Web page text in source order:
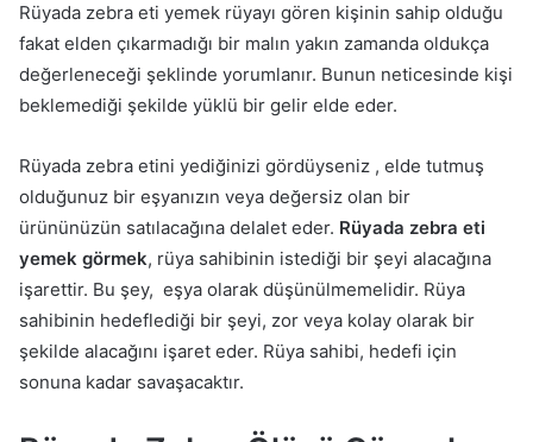
Rüyada zebra eti yemek rüyayı gören kişinin sahip olduğu
fakat elden çıkarmadığı bir malın yakın zamanda oldukça
değerleneceği şeklinde yorumlanır. Bunun neticesinde kişi
beklemediği şekilde yüklü bir gelir elde eder.
Rüyada zebra etini yediğinizi gördüyseniz , elde tutmuş
olduğunuz bir eşyanızın veya değersiz olan bir
ürününüzün satılacağına delalet eder. Rüyada zebra eti
yemek görmek, rüya sahibinin istediği bir şeyi alacağına
işarettir. Bu şey, eşya olarak düşünülmemelidir. Rüya
sahibinin hedeflediği bir şeyi, zor veya kolay olarak bir
şekilde alacağını işaret eder. Rüya sahibi, hedefi için
sonuna kadar savaşacaktır.